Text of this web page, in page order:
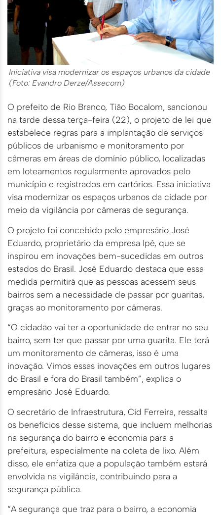
Iniciativa visa modernizar os espaços urbanos da cidade
(Foto: Evandro Derze/Assecom)
O prefeito de Rio Branco, Tião Bocalom, sancionou
na tarde dessa terça-feira (22), o projeto de lei que
estabelece regras para a implantação de serviços
públicos de urbanismo e monitoramento por
câmeras em áreas de domínio público, localizadas
em loteamentos regularmente aprovados pelo
município e registrados em cartórios. Essa iniciativa
visa modernizar os espaços urbanos da cidade por
meio da vigilância por câmeras de segurança.
O projeto foi concebido pelo empresário José
Eduardo, proprietário da empresa Ipê, que se
inspirou em inovações bem-sucedidas em outros
estados do Brasil. José Eduardo destaca que essa
medida permitirá que as pessoas acessem seus
bairros sem a necessidade de passar por guaritas,
graças ao monitoramento por câmeras.
“O cidadão vai ter a oportunidade de entrar no seu
bairro, sem ter que passar por uma guarita. Ele terá
um monitoramento de câmeras, isso é uma
inovação. Vimos essas inovações em outros lugares
do Brasil e fora do Brasil também”, explica o
empresário José Eduardo.
O secretário de Infraestrutura, Cid Ferreira, ressalta
os benefícios desse sistema, que incluem melhorias
na segurança do bairro e economia para a
prefeitura, especialmente na coleta de lixo. Além
disso, ele enfatiza que a população também estará
envolvida na vigilância, contribuindo para a
segurança pública.
“A segurança que traz para o bairro, a economia